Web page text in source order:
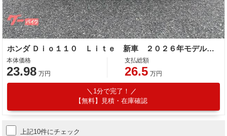
ホンダ Ｄｉｏ１１０ Ｌｉｔｅ 新車 ２０２６年モデルマットギャラクシーブラックメタリック 新基準原付 原付免許運転可能 コンビニフック
本体価格
23.98 万円
支払総額
26.5 万円
1分で完了！
【無料】見積・在庫確認
上記10件にチェック